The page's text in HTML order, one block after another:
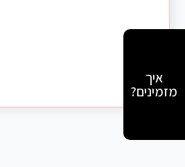
איך
מזמינים?